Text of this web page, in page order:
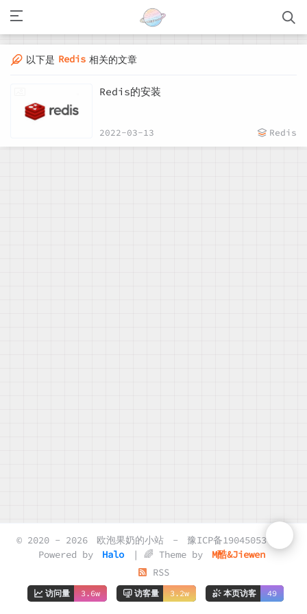
以下是 Redis 相关的文章
Redis的安装
2022-03-13 Redis
© 2020 - 2026 欧泡果奶的小站 -
豫ICP备19045053号-2
Powered by
Halo | 🌈 Theme by
M酷&Jiewen
RSS
访问量 3.6w 访客量 3.2w 本页访客 49